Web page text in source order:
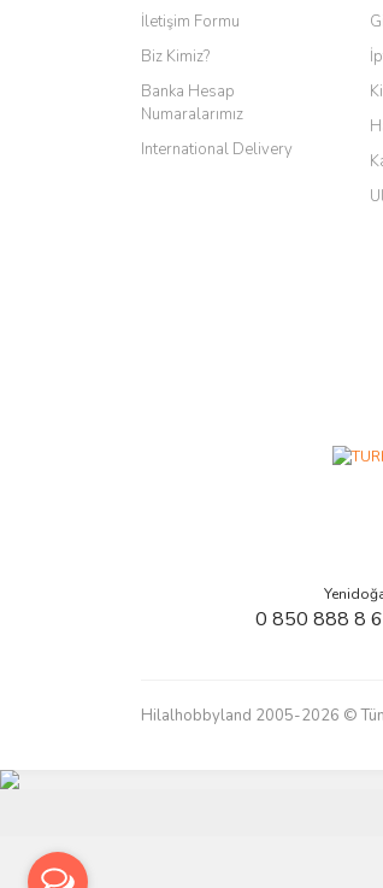
İletişim Formu
Biz Kimiz?
Banka Hesap
Numaralarımız
International Delivery
0 850 888 8
Hilalhobbyland 2005-2026 © Tüm